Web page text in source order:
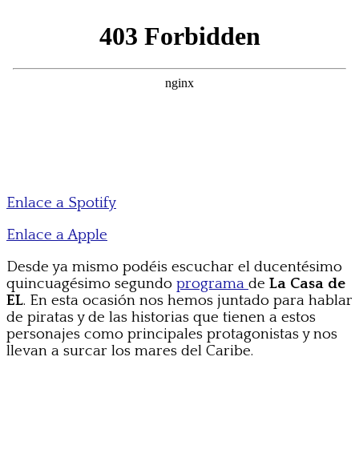
Enlace a Spotify
Enlace a Apple
Desde ya mismo podéis escuchar el ducentésimo
quincuagésimo segundo programa de La Casa de
EL. En esta ocasión nos hemos juntado para hablar
de piratas y de las historias que tienen a estos
personajes como principales protagonistas y nos
llevan a surcar los mares del Caribe.